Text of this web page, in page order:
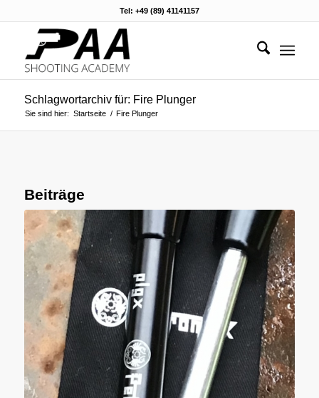
Tel: +49 (89) 41141157
Schlagwortarchiv für: Fire Plunger
Sie sind hier: Startseite / Fire Plunger
Beiträge